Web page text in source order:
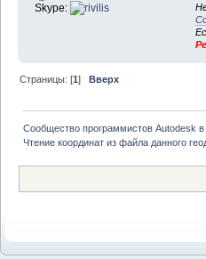
Skype:
Страницы: [1]Вверх
Сообщество программистов Autodesk
Чтение координат из файла данного